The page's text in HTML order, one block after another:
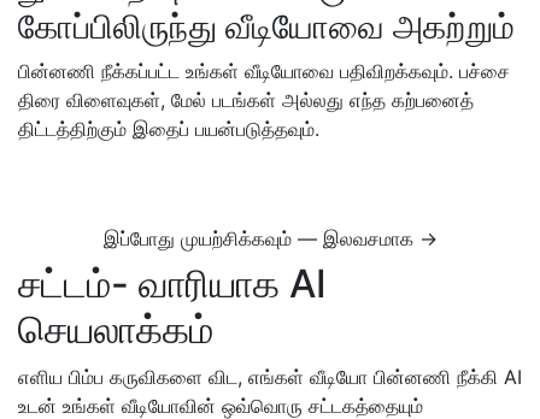
கோப்பிலிருந்து வீடியோவை அகற்றும்
பின்னணி நீக்கப்பட்ட உங்கள் வீடியோவை பதிவிறக்கவும். பச்சை
திரை விளைவுகள், மேல் படங்கள் அல்லது எந்த கற்பனைத்
திட்டத்திற்கும் இதைப் பயன்படுத்தவும்.
இப்போது முயற்சிக்கவும் — இலவசமாக →
சட்டம்- வாரியாக AI
செயலாக்கம்
எளிய பிம்ப கருவிகளை விட, எங்கள் வீடியோ பின்னணி நீக்கி AI
உடன் உங்கள் வீடியோவின் ஒவ்வொரு சட்டகத்தையும்